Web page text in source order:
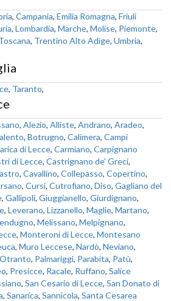
, Campania, Emilia Romagna, Friuli
, Lombardia, Marche, Molise, Piemonte,
, Trentino Alto Adige, Umbria,
, Taranto,
, Alezio, Alliste, Andrano, Aradeo,
, Botrugno, Calimera, Campi
di Lecce, Carmiano, Carpignano
di Lecce, Castrignano de' Greci,
, Cavallino, Collepasso, Copertino,
, Cursi, Cutrofiano, Diso, Gagliano del
, Gallipoli, Giuggianello, Giurdignano,
, Leverano, Lizzanello, Maglie, Martano,
, Melissano, Melpignano,
, Monteroni di Lecce, Montesano
, Muro Leccese, Nardò, Neviano,
Otranto, Palmariggi, Parabita, Patù,
, Presicce, Racale, Ruffano, Salice
, San Cesario di Lecce, San Donato di
, Sanarica, Sannicola, Santa Cesarea